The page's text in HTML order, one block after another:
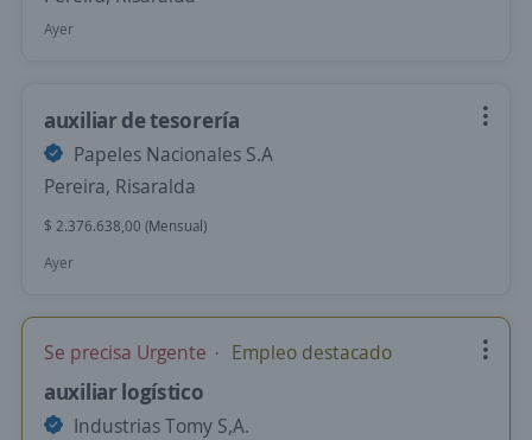
Ayer
auxiliar de tesorería
Papeles Nacionales S.A
Pereira, Risaralda
$ 2.376.638,00 (Mensual)
Ayer
Se precisa Urgente Empleo destacado
auxiliar logístico
Industrias Tomy S,A.